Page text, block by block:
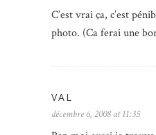
C’est vrai ça, c’est
photo. (Ca ferai une
VAL
décembre 6, 2008 at 11:35